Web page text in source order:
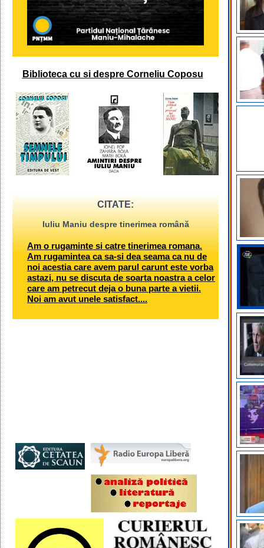
Biblioteca cu si despre Corneliu Coposu
CITATE:
Iuliu Maniu despre tinerimea română
Am o rugaminte si catre tinerimea romana.
Am rugamintea ca sa-si dea seama ca nu de
noi acestia care avem parul carunt este vorba
astazi, nu se discuta de soarta noastra a celor
care am petrecut deja o buna parte a vietii.
Noi am avut unele satisfact....